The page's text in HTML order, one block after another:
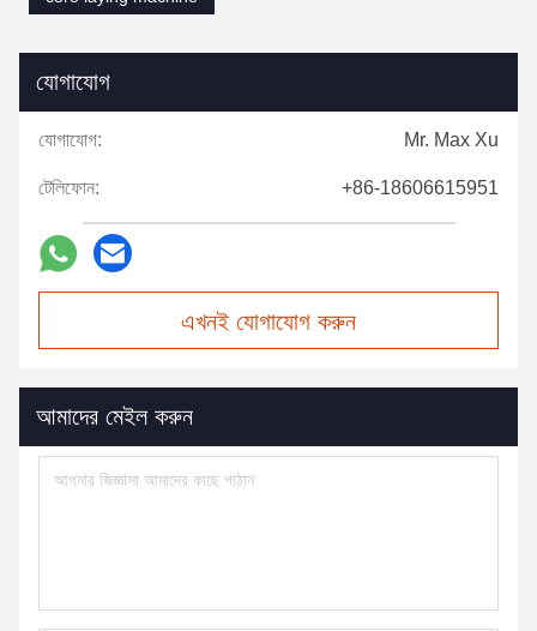
যোগাযোগ
যোগাযোগ: Mr. Max Xu
টেলিফোন: +86-18606615951
এখনই যোগাযোগ করুন
আমাদের মেইল করুন